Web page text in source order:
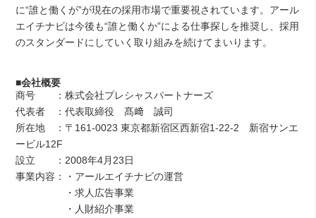
に“誰と働くが”が現在の採用市場で重要視されています。アール
エイチナビは今後も“誰と働くか”による仕事探しを推奨し、採用
のスタンダードにしていく取り組みを続けてまいります。
■会社概要
商号 ：株式会社プレシャスパートナーズ
代表者 ：代表取締役 髙﨑 誠司
所在地 ：〒161-0023 東京都新宿区西新宿1-22-2 新宿サンエ
ービル12F
設立 ：2008年4月23日
事業内容：・アールエイチナビの運営
・求人広告事業
・人財紹介事業